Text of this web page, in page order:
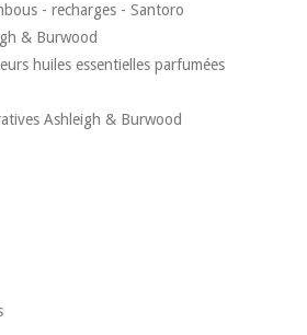
- recharges - Santoro
& Burwood
huiles essentielles parfumées
Ashleigh & Burwood